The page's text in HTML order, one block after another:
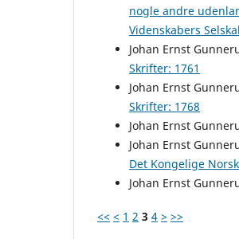
nogle andre
Videnskabers
Johan Ernst
Skrifter: 1761
Johan Ernst
Skrifter: 1768
Johan Ernst
Johan Ernst
Det Kongelige
Johan Ernst
<< < 1 2 3 4 > >>